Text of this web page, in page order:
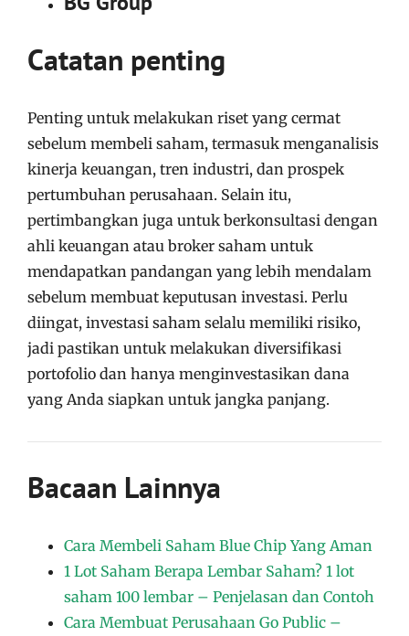
Catatan penting
Penting untuk melakukan riset yang cermat
sebelum membeli saham, termasuk menganalisis
kinerja keuangan, tren industri, dan prospek
pertumbuhan perusahaan. Selain itu,
pertimbangkan juga untuk berkonsultasi dengan
ahli keuangan atau broker saham untuk
mendapatkan pandangan yang lebih mendalam
sebelum membuat keputusan investasi. Perlu
diingat, investasi saham selalu memiliki risiko,
jadi pastikan untuk melakukan diversifikasi
portofolio dan hanya menginvestasikan dana
yang Anda siapkan untuk jangka panjang.
Bacaan Lainnya
Cara Membeli Saham Blue Chip Yang Aman
1 Lot Saham Berapa Lembar Saham? 1 lot
saham 100 lembar – Penjelasan dan Contoh
Cara Membuat Perusahaan Go Public –